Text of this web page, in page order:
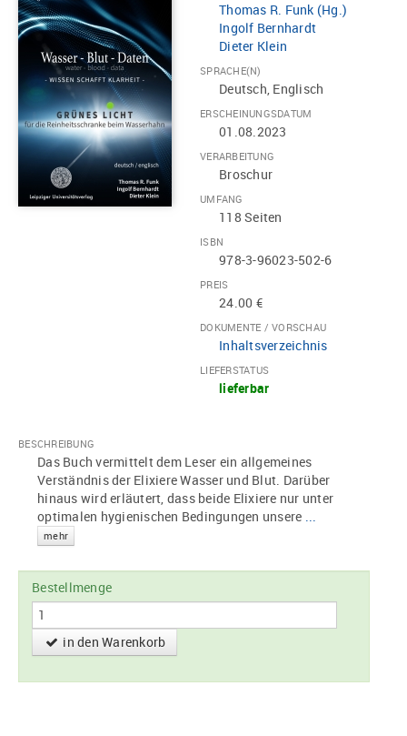
Thomas R. Funk (Hg.)
Ingolf Bernhardt
Dieter Klein
SPRACHE(N)
Deutsch, Englisch
ERSCHEINUNGSDATUM
01.08.2023
VERARBEITUNG
Broschur
UMFANG
118 Seiten
ISBN
978-3-96023-502-6
PREIS
24.00 €
DOKUMENTE / VORSCHAU
Inhaltsverzeichnis
LIEFERSTATUS
lieferbar
BESCHREIBUNG
Das Buch vermittelt dem Leser ein allgemeines
Verständnis der Elixiere Wasser und Blut. Darüber
hinaus wird erläutert, dass beide Elixiere nur unter
optimalen hygienischen Bedingungen unsere ...
mehr
Bestellmenge
in den Warenkorb